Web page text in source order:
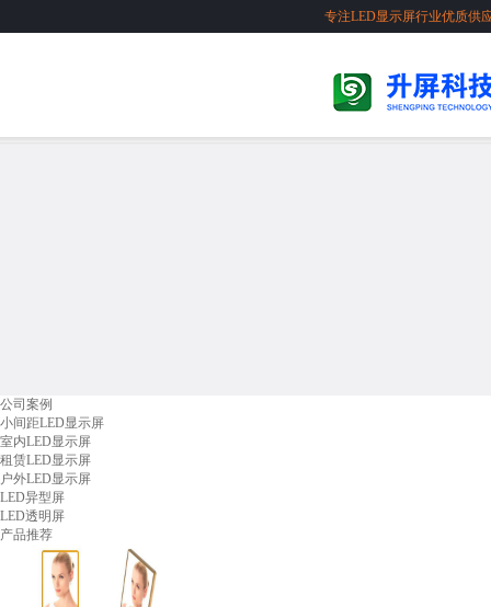
专注LED显示屏行业优质供
公司案例
小间距LED显示屏
室内LED显示屏
租赁LED显示屏
户外LED显示屏
LED异型屏
LED透明屏
产品推荐